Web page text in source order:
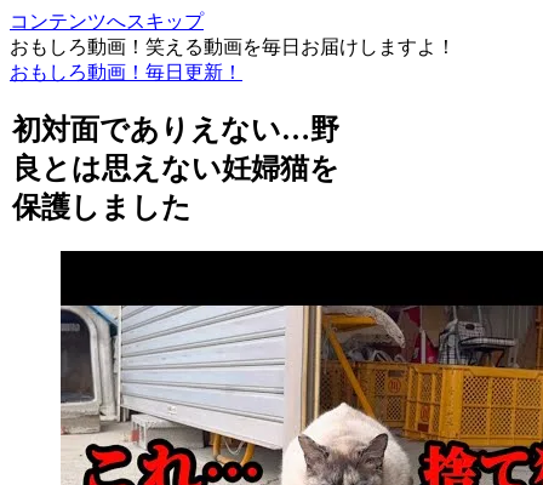
コンテンツへスキップ
おもしろ動画！笑える動画を毎日お届けしますよ！
おもしろ動画！毎日更新！
初対面でありえない…野
良とは思えない妊婦猫を
保護しました